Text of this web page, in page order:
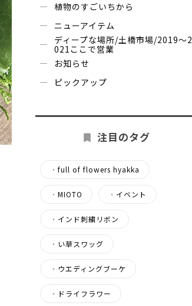
植物のすごいちから
ニューアイテム
ディープな場所/土橋市場/2019～2
021ここで営業
お知らせ
ピックアップ
注目のタグ
・ full of flowers hyakka
・ MIOTO ・ イベント
・ インド刺繍リボン
・ い草スワッグ
・ ウエディングブーケ
・ ドライフラワー